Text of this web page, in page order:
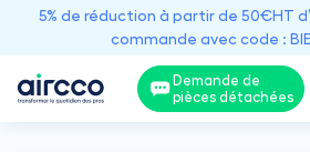
5% de réduction à partir de 50€HT
commande avec code :
Demande de
pièces détachées